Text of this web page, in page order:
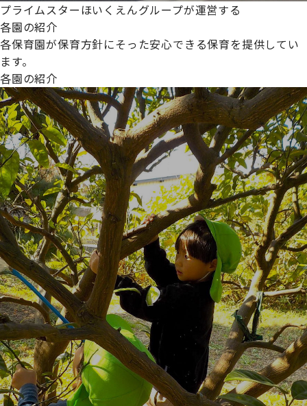
プライムスターほいくえんグループが運営する
各園の紹介
各保育園が保育方針にそった安心できる保育を提供してい
ます。
各園の紹介